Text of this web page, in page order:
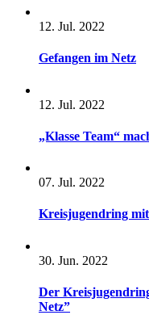
12. Jul. 2022
Gefangen im Netz
12. Jul. 2022
„Klasse Team“
07. Jul. 2022
Kreisjugendring
30. Jun. 2022
Der
Netz”